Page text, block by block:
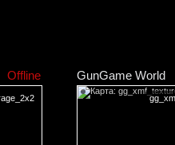
Offline GunGame World